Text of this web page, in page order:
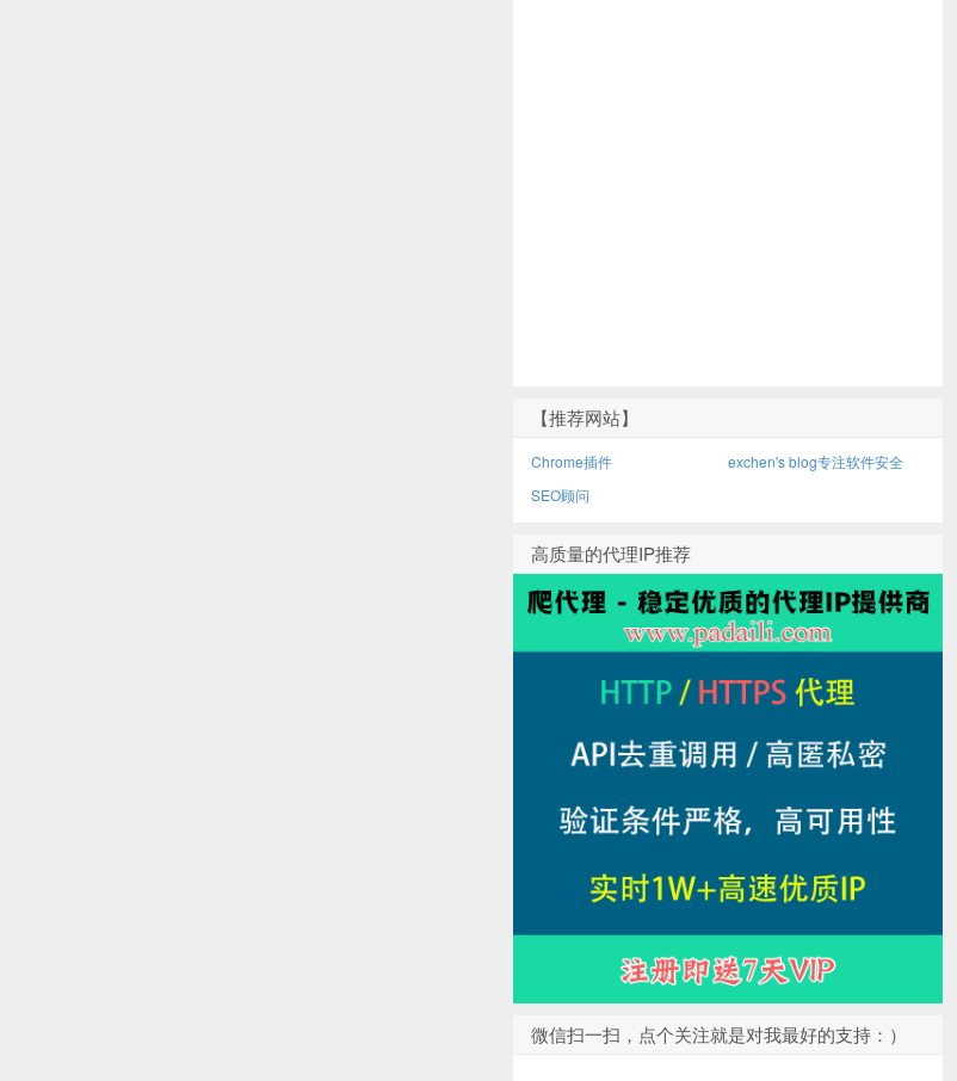
【推荐网站】
Chrome插件
exchen's blog专注软件安全
SEO顾问
高质量的代理IP推荐
微信扫一扫，点个关注就是对我最好的支持：）